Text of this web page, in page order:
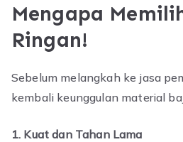
Mengapa
Ringan!
Sebelum melangkah ke jasa
kembali keunggulan material
1. Kuat dan Tahan Lama